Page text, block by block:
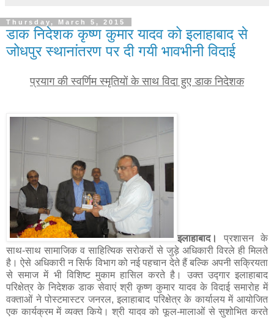
Thursday, March 5, 2015
डाक निदेशक कृष्ण कुमार यादव को इलाहाबाद से
जोधपुर स्थानांतरण पर दी गयी भावभीनी विदाई
प्रयाग की स्वर्णिम स्मृतियों के साथ विदा हुएडाक निदेशक
इलाहाबाद।
प्रशासन के
साथ-साथ सामाजिक व साहित्यिक सरोकरों से जुड़े अधिकारी विरले ही मिलते
है। ऐसे अधिकारी न सिर्फ विभाग को नई पहचान देते हैं बल्कि अपनी सक्रियता
से समाज में भी विशिष्ट मुकाम हासिल करते है। उक्त उद्गार इलाहाबाद
परिक्षेत्र के निदेशक डाक सेवाएं श्री कृष्ण कुमार यादव के विदाई समारोह में
वक्ताओं ने पोस्टमास्टर जनरल, इलाहाबाद परिक्षेत्र के कार्यालय में आयोजित
एक कार्यक्रम में व्यक्त किये। श्री यादव को फूल-मालाओं से सुशोभित करते